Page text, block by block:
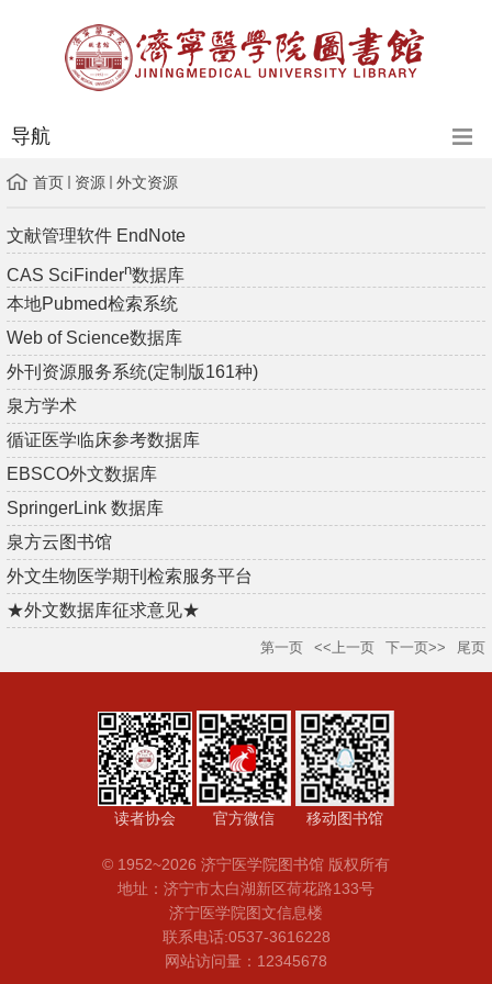
导航
首页 资源 外文资源
文献管理软件 EndNote
CAS SciFindern数据库
本地Pubmed检索系统
Web of Science数据库
外刊资源服务系统(定制版161种)
泉方学术
循证医学临床参考数据库
EBSCO外文数据库
SpringerLink 数据库
泉方云图书馆
外文生物医学期刊检索服务平台
★外文数据库征求意见★
第一页 <<上一页 下一页>> 尾页
读者协会 官方微信 移动图书馆
© 1952~2026 济宁医学院图书馆 版权所有
地址：济宁市太白湖新区荷花路133号
济宁医学院图文信息楼
联系电话:0537-3616228
网站访问量：12345678